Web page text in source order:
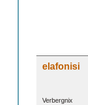
elafonisi
Verbergnix